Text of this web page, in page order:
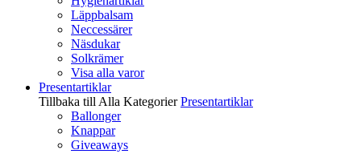
Läppbalsam
Neccessärer
Näsdukar
Solkrämer
Visa alla varor
Presentartiklar
Tillbaka till Alla Kategorier Presentartiklar
Ballonger
Knappar
Giveaways